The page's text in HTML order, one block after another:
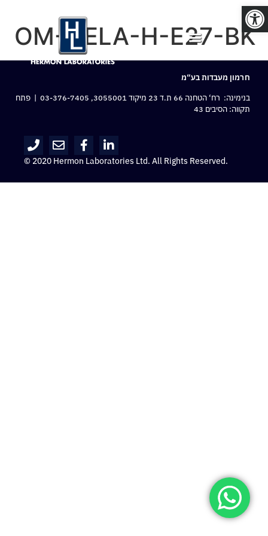
פתח סרגל נגישות
OM-NELA-H-E27-BK
חרמון מעבדות בע“מ
בנימינה: רח‘ הטחנה 66 ת.ד 23 מיקוד 3055001,
03-376-7405 | פתח
תקווה: הסיבים 43
© 2020 Hermon Laboratories Ltd. All Rights Reserved.